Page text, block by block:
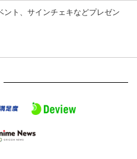
ント、サインチェキなどプレゼン